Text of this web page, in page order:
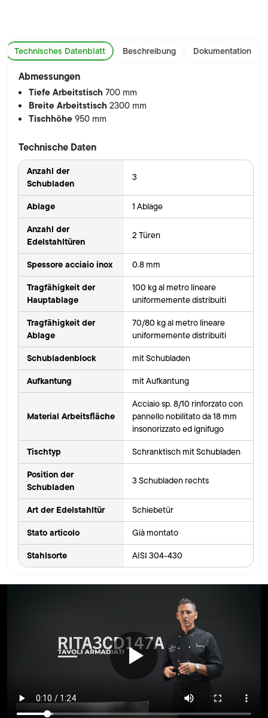
Technisches Datenblatt Beschreibung Dokumentation
Abmessungen
Tiefe Arbeitstisch700 mm
Breite Arbeitstisch2300 mm
Tischhöhe950 mm
Technische Daten
Anzahl der
Schubladen
3
Ablage 1 Ablage
Anzahl der
Edelstahltüren
2 Türen
Spessore acciaio inox 0.8 mm
Tragfähigkeit der
Hauptablage
100 kg al metro lineare
uniformemente distribuiti
Tragfähigkeit der
Ablage
70/80 kg al metro lineare
uniformemente distribuiti
Schubladenblock mit Schubladen
Aufkantung mit Aufkantung
Material Arbeitsfläche
Acciaio sp. 8/10 rinforzato con
pannello nobilitato da 18 mm
insonorizzato ed ignifugo
Tischtyp Schranktisch mit Schubladen
Position der
Schubladen
3 Schubladen rechts
Art der Edelstahltür Schiebetür
Stato articolo Già montato
Stahlsorte AISI 304-430